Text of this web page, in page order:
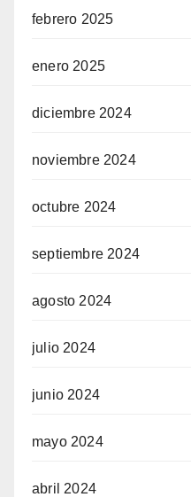
febrero 2025
enero 2025
diciembre 2024
noviembre 2024
octubre 2024
septiembre 2024
agosto 2024
julio 2024
junio 2024
mayo 2024
abril 2024